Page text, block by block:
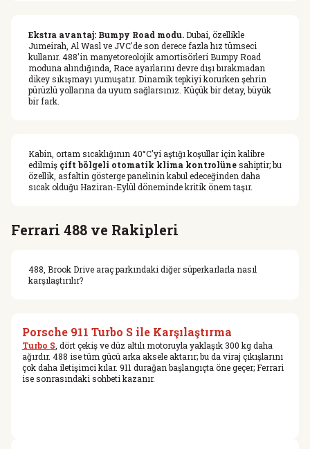
Ekstra avantaj: Bumpy Road modu.Dubai, özellikle
Jumeirah, Al Wasl ve JVC'de son derece fazla hız tümseci
kullanır. 488'in manyetoreolojik amortisörleri Bumpy Road
moduna alındığında, Race ayarlarını devre dışı bırakmadan
dikey sıkışmayı yumuşatır. Dinamik tepkiyi korurken şehrin
pürüzlü yollarına da uyum sağlarsınız. Küçük bir detay, büyük
bir fark.
Kabin, ortam sıcaklığının 40°C'yi aştığı koşullar için kalibre
edilmiş çift bölgeli otomatik klima kontrolünesahiptir; bu
özellik, asfaltin gösterge panelinin kabul edeceğinden daha
sıcak olduğu Haziran-Eylül döneminde kritik önem taşır.
Ferrari 488 ve Rakipleri
488, Brook Drive araç parkındaki diğer süperkarlarla nasıl
karşılaştırılır?
Porsche 911 Turbo S ile Karşılaştırma
Turbo S , dört çekiş ve düz altılı motoruyla yaklaşık 300 kg daha
ağırdır. 488 ise tüm gücü arka aksele aktarır; bu da viraj çıkışlarını
çok daha iletişimci kılar. 911 durağan başlangıçta öne geçer; Ferrari
ise sonrasındaki sohbeti kazanır.